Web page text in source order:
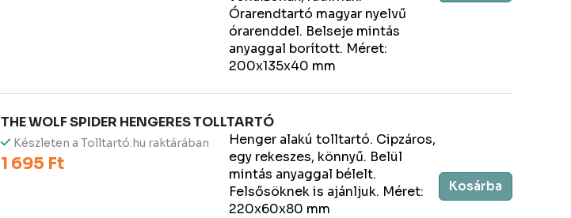
Órarendtartó magyar nyelvű
órarenddel. Belseje mintás
anyaggal borított. Méret:
200x135x40 mm
THE WOLF SPIDER HENGERES TOLLTARTÓ
Készleten a Tolltartó.hu raktárában
1 695 Ft
Henger alakú tolltartó. Cipzáros,
egy rekeszes, könnyű. Belül
mintás anyaggal bélelt.
Felsősöknek is ajánljuk. Méret:
220x60x80 mm
Kosárba